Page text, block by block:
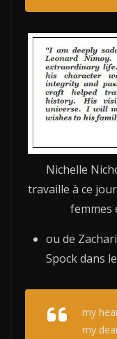
Nichelle
travaille à ce
femmes
ou de
Spock dans
my
my